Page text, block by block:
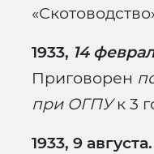
1933, 14
Приговорен
при ОГПУк 3
1933, 9 августа.